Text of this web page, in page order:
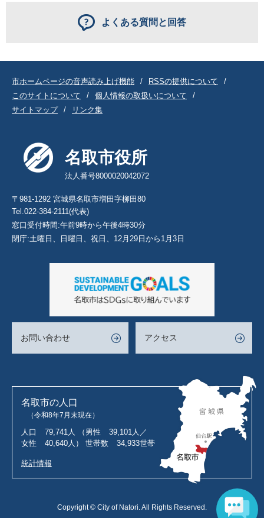
よくある質問と回答
市ホームページの音声読み上げ機能
RSSの提供について
このサイトについて
個人情報の取扱いについて
サイトマップ
リンク集
名取市役所
法人番号8000020042072
〒981-1292 宮城県名取市増田字柳田80
Tel.022-384-2111(代表)
窓口受付時間:午前9時から午後4時30分
閉庁:土曜日、日曜日、祝日、12月29日から1月3日
お問い合わせ アクセス
名取市の人口
（令和8年7月末現在）
人口 79,741人 （男性
39,101人／
女性
40,640人） 世帯数 34,933世帯
統計情報
Copyright © City of Natori. All Rights Reserved.